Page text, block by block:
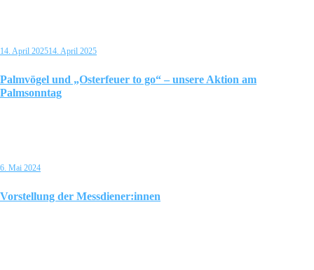
14. April 202514. April 2025
Palmvögel und „Osterfeuer to go“ – unsere Aktion am
Palmsonntag
6. Mai 2024
Vorstellung der Messdiener:innen